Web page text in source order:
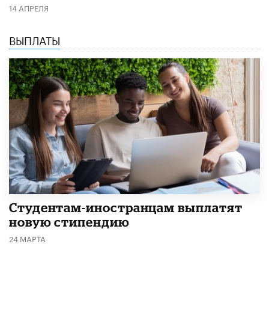
14 АПРЕЛЯ
ВЫПЛАТЫ
Студентам-иностранцам выплатят
новую стипендию
24 МАРТА